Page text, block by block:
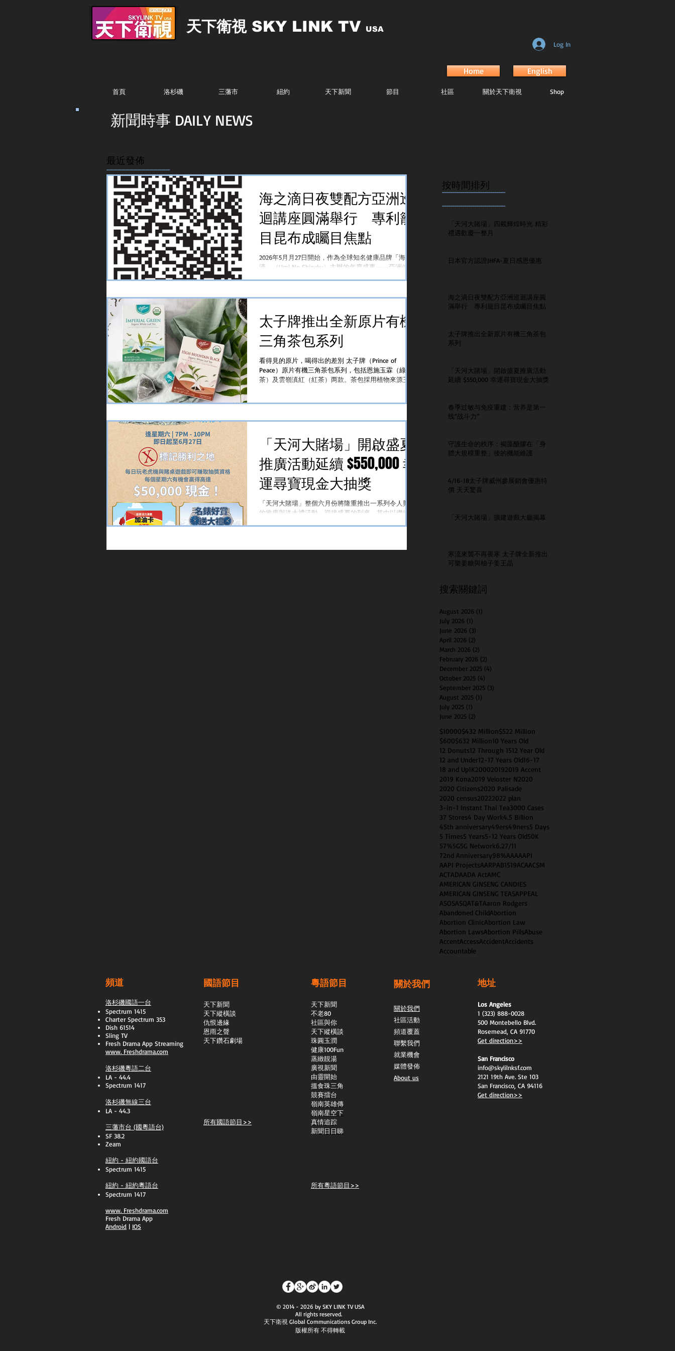
天下衛視SKY LINK TV USA
Log In
Home English
首頁 洛杉磯 三藩市 紐約 天下新聞 節目 社區 關於天下衛視 Shop
新聞時事 DAILY NEWS
最近發佈
...............................................................
海之滴日夜雙配方亞洲巡
迴講座圓滿舉行 專利籠
目昆布成矚目焦點
2026年5月月27日開始，作為全球知名健康品牌「海之
滴」（Umi No Shizuku）主辦的年度盛事——亞洲健康
界、媒體及廣大追求健康、健康处于严重挑战时期人士
家、日本若宮醫院副院長、同時兼任日本褐藻糖膠
（Fucoidan）研究所理事的立川大介醫學博士（Dr.
Daisuke Tachikawa）親臨現場。 在本次巡迴講座中，立
川博士重磅發表了海之滴歷時多年研發的顛覆性創新成
度揭秘了獲得日本專利認證的珍稀核心成分“籠目昆
布”在生物鍾分時免疫調理中的核心成果。 榮獲日本專
利：限量珍稀原料「籠目昆布」夜晚3倍細胞健康更新
為珍稀的“籠目昆布褐藻糖膠”。 籠目昆布隻生長在日本
太子牌推出全新原片有機
三角茶包系列
看得見的原片，喝得出的差別 太子牌（Prince of
Peace）原片有機三角茶包系列，包括恩施玉霖（綠
茶）及雲嶺滇紅（紅茶）两款。茶包採用植物來源玉米
USDA有機認證原料及植物來源茶包材質，為市場提供
另一種兼顧品質與便利性的茶飲選擇。 「原片茶」是
否等於完整茶葉？ 近年來，「原片茶」成為茶飲市場
常見的產品訴求。然而，業界所稱的原片茶並無統一標
準，部分產品雖較傳統碎茶保留較大葉片，但仍摻雜部
份碎茶。 太子牌表示，此次推出的原片有機三角茶包
片形態。產品採用立體三角茶包設計，減少茶葉於包裝
過程中受到擠壓，同時提供較大的沖泡空間，使茶葉得
「天河大賭場」開啟盛夏
推廣活動延續 $550,000 幸
運尋寶現金大抽獎
「天河大賭場」整個六月份將隆重推出一系列令人興奮
的推廣與送大禮活動，迎接盛夏的到來。其中以繼續舉
友的加入 。 $550,000 幸運尋寶現金大抽獎 | 即日起至6
按時間排列
...............................................................
...............................................................
「天河大賭場」四載輝煌時光 精彩
禮遇歡慶一整月
日本官方認證JHFA-夏日感恩優惠
海之滴日夜雙配方亞洲巡迴講座圓
滿舉行 專利籠目昆布成矚目焦點
太子牌推出全新原片有機三角茶包
系列
「天河大賭場」開啟盛夏推廣活動
延續 $550,000 幸運尋寶現金大抽獎
春季过敏与免疫重建：营养是第一
线“战斗力”
守護生命的秩序：褐藻醣膠在「身
體大規模重整」後的機能維護
4/16-18太子牌威州參展銷會優惠特
價 天天驚喜
「天河大賭場」擴建遊戲大廳揭幕
寒流來襲不再畏寒 太子牌全新推出
可樂姜糖與柚子姜王晶
搜索關鍵詞
August 2026 (1)
July 2026 (1)
June 2026 (3)
April 2026 (2)
March 2026 (2)
February 2026 (2)
December 2025 (4)
October 2025 (4)
September 2025 (3)
August 2025 (1)
July 2025 (1)
June 2025 (2)
$10000$432 Million$522 Million
$600$632 Million10 Years Old
12 Donuts12 Through 1512 Year Old
12 and Under12-17 Years Old16-17
18 and Up1K200020192019 Accent
2019 Kona2019 Veloster N2020
2020 Citizens2020 Palisade
2020 census20222022 plan
3-in-1 Instant Thai Tea3000 Cases
37 Stores4 Day Work4.5 Billion
45th anniversary49ers49ners5 Days
5 Times5 Years5-12 Years Old50K
57%5G5G Network6.27/11
72nd Anniversary98%AAAAAPI
AAPI ProjectsAARPAB1519ACAACSM
ACTADAADA ActAMC
AMERICAN GINSENG CANDIES
AMERICAN GINSENG TEASAPPEAL
ASOSASQAT&TAaron Rodgers
Abandoned ChildAbortion
Abortion ClinicAbortion Law
Abortion LawsAbortion PillsAbuse
AccentAccessAccidentAccidents
Accountable
頻道
洛杉磯國語一台
Spectrum 1415
Charter Spectrum 353
Dish 61514
Sling TV
​Fresh Drama App Streaming
www. Freshdrama.com
洛杉磯粵語二台
LA - 44.4
Spectrum 1417
洛杉磯無線三台
LA - 44.3
三藩市台 (國粵語台)
SF 38.2
Zeam
紐約 - 紐約國語台
Spectrum 1415
紐約 - 紐約粵語台
Spectrum 1417
​www. Freshdrama.com
Fresh Drama App
​Android | IOS
國語節目
天下新聞
天下縱橫談
​仇恨邊緣
恩雨之聲
天下鑽石劇場
所有國語節目>>
粵語節目
天下新聞
不老80
社區與你
天下縱橫談
​珠圓玉潤
​健康100Fun
蒸緻靚湯
​廣視新聞
由靈開始
搵食珠三角
競賽擂台
嶺南英雄傳
嶺南星空下
真情追踪
新聞日日睇
所有粵語節目>>
關於我們
關於我們
社區活動
頻道覆蓋
聯繫我們
就業機會
媒體發佈
About us
地址
Los Angeles
1 (323) 888-0028
500 Montebello Blvd.
Rosemead, CA 91770
Get direction>>
San Francisco
info@skylilnksf.com
2121 19th Ave. Ste 103
San Francisco, CA 94116
Get direction>>
© 2014 - 2026 by SKY LINK TV USA
All rights reserved.
天下衛視 Global Communications Group Inc.
版權所有 不得轉載